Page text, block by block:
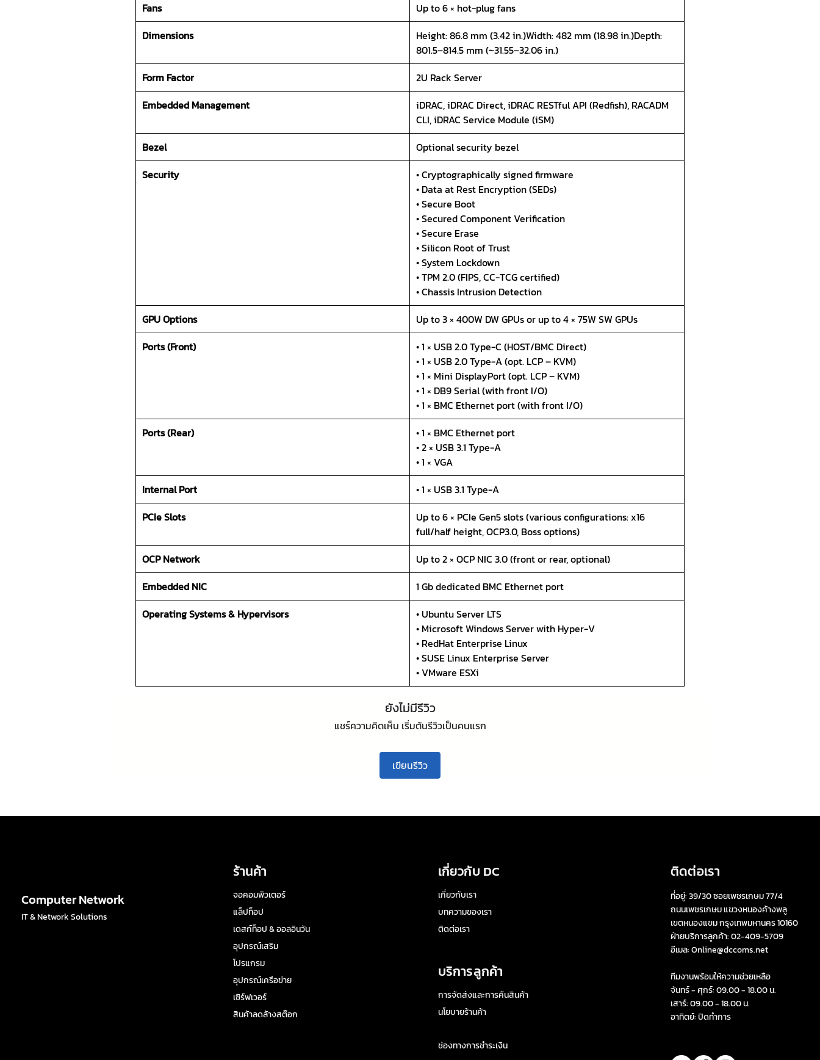
Fans
Up to 6 × hot-plug fans
Dimensions
Height: 86.8 mm (3.42 in.)Width: 482 mm (18.98 in.)Depth:
801.5–814.5 mm (~31.55–32.06 in.)
Form Factor
2U Rack Server
Embedded Management
iDRAC, iDRAC Direct, iDRAC RESTful API (Redfish), RACADM
CLI, iDRAC Service Module (iSM)
Bezel
Optional security bezel
Security
• Cryptographically signed firmware
• Data at Rest Encryption (SEDs)
• Secure Boot
• Secured Component Verification
• Secure Erase
• Silicon Root of Trust
• System Lockdown
• TPM 2.0 (FIPS, CC-TCG certified)
• Chassis Intrusion Detection
GPU Options
Up to 3 × 400W DW GPUs or up to 4 × 75W SW GPUs
Ports (Front)
• 1 × USB 2.0 Type-C (HOST/BMC Direct)
• 1 × USB 2.0 Type-A (opt. LCP – KVM)
• 1 × Mini DisplayPort (opt. LCP – KVM)
• 1 × DB9 Serial (with front I/O)
• 1 × BMC Ethernet port (with front I/O)
Ports (Rear)
• 1 × BMC Ethernet port
• 2 × USB 3.1 Type-A
• 1 × VGA
Internal Port
• 1 × USB 3.1 Type-A
PCIe Slots
Up to 6 × PCIe Gen5 slots (various configurations: x16
full/half height, OCP3.0, Boss options)
OCP Network
Up to 2 × OCP NIC 3.0 (front or rear, optional)
Embedded NIC
1 Gb dedicated BMC Ethernet port
Operating Systems & Hypervisors
• Ubuntu Server LTS
• Microsoft Windows Server with Hyper-V
• RedHat Enterprise Linux
• SUSE Linux Enterprise Server
• VMware ESXi
ยังไม่มีรีวิว
แชร์ความคิดเห็น เริ่มต้นรีวิวเป็นคนแรก
เขียนรีวิว
IT & Network Solutions
Computer Network
ร้านค้า
จอคอมพิวเตอร์
แล็ปท็อป
เดสก์ท็อป & ออลอินวัน
อุปกรณ์เสริม
โปรแกรม
อุปกรณ์เครือข่าย
เซิร์ฟเวอร์
สินค้าลดล้างสต๊อก
เกี่ยวกับ DC
เกี่ยวกับเรา
บทความของเรา
ติดต่อเรา
บริการลูกค้า
การจัดส่งและการคืนสินค้า
นโยบายร้านค้า
ช่องทางการชำระเงิน
ติดต่อเรา
ที่อยู่:39/30 ซอยเพชรเกษม 77/4
ถนนเพชรเกษม แขวงหนองค้างพลู
เขตหนองแขม กรุงเทพมหานคร 10160
ฝ่ายบริการลูกค้า: 02-409-5709
อีเมล:Online@dccoms.net
ทีมงานพร้อมให้ความช่วยเหลือ
จันทร์ - ศุกร์: 09.00 - 18.00 น.
เสาร์: 09.00 - 18.00 น.
อาทิตย์: ปิดทำการ